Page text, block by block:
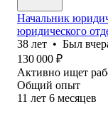
Начальник
юридического
38 лет • Был
130 000 ₽
Активно ищет
Общий опыт
11 лет 6 месяцев